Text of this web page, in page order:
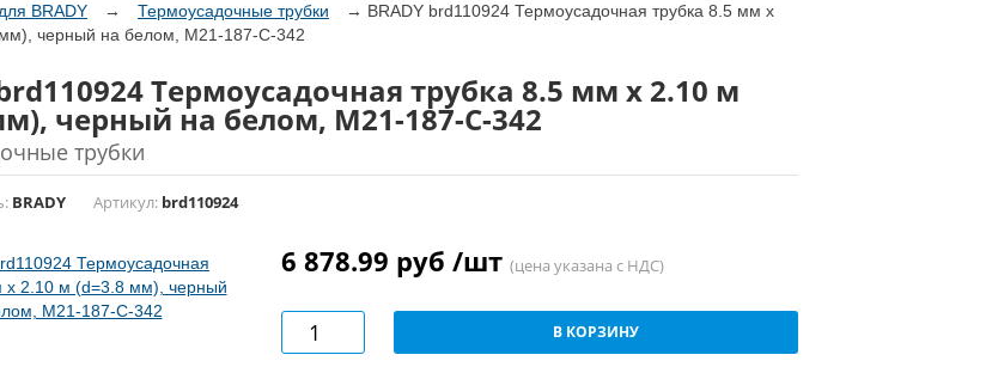
BRADY
→ Термоусадочные трубки → BRADY brd110924 Термоусадочная трубка 8.5 мм х
черный на белом, M21-187-C-342
Термоусадочная трубка 8.5 мм х 2.10 м
черный на белом, M21-187-C-342
трубки
BRADY Артикул: brd110924
6 878.99 руб /шт (цена указана с НДС)
В КОРЗИНУ